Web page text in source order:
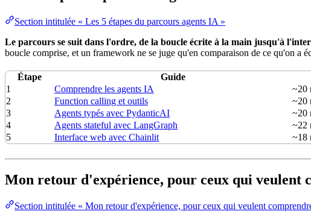
Section intitulée « Les 5 étapes du parcours agents IA »
Le parcours se suit dans l'ordre, de la boucle écrite à la main jusqu'à
boucle comprise, et un framework ne se juge qu'en comparaison de ce qu'on a
Étape Guide
1
Comprendre les agents IA ~20
2
Function calling et outils ~20
3
Agents typés avec PydanticAI ~20
4
Agents stateful avec LangGraph ~22
5
Interface web avec Chainlit ~18
Mon retour d'expérience, pour ceux qui veulent
Section intitulée « Mon retour d'expérience, pour ceux qui veulent